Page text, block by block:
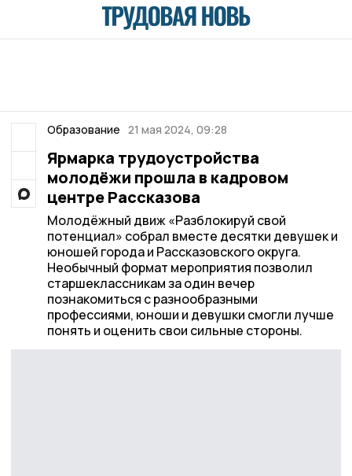
Образование 21 мая 2024, 09:28
Ярмарка трудоустройства
молодёжи прошла в кадровом
центре Рассказова
Молодёжный движ «Разблокируй свой
потенциал» собрал вместе десятки девушек и
юношей города и Рассказовского округа.
Необычный формат мероприятия позволил
старшеклассникам за один вечер
познакомиться с разнообразными
профессиями, юноши и девушки смогли лучше
понять и оценить свои сильные стороны.